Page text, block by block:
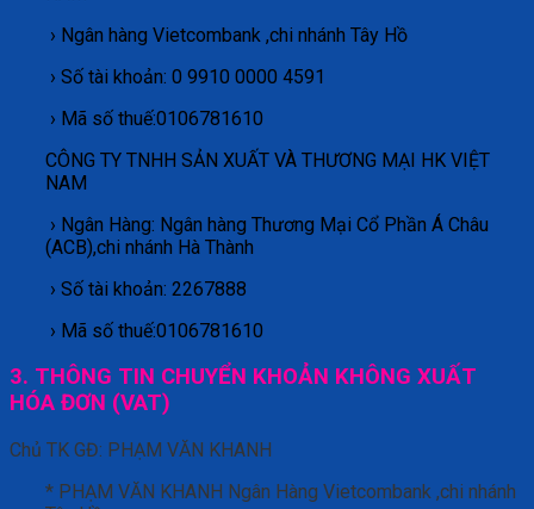
› Ngân hàng Vietcombank ,chi nhánh Tây Hồ
› Số tài khoản: 0 9910 0000 4591
› Mã số thuế:0106781610
CÔNG TY TNHH SẢN XUẤT VÀ THƯƠNG MẠI HK VIỆT
NAM
› Ngân Hàng: Ngân hàng Thương Mại Cổ Phần Á Châu
(ACB),chi nhánh Hà Thành
› Số tài khoản: 2267888
› Mã số thuế:0106781610
3. THÔNG TIN CHUYỂN KHOẢN KHÔNG XUẤT
HÓA ĐƠN (VAT)
Chủ TK GĐ: PHẠM VĂN KHANH
* PHẠM VĂN KHANH Ngân Hàng Vietcombank ,chi nhánh